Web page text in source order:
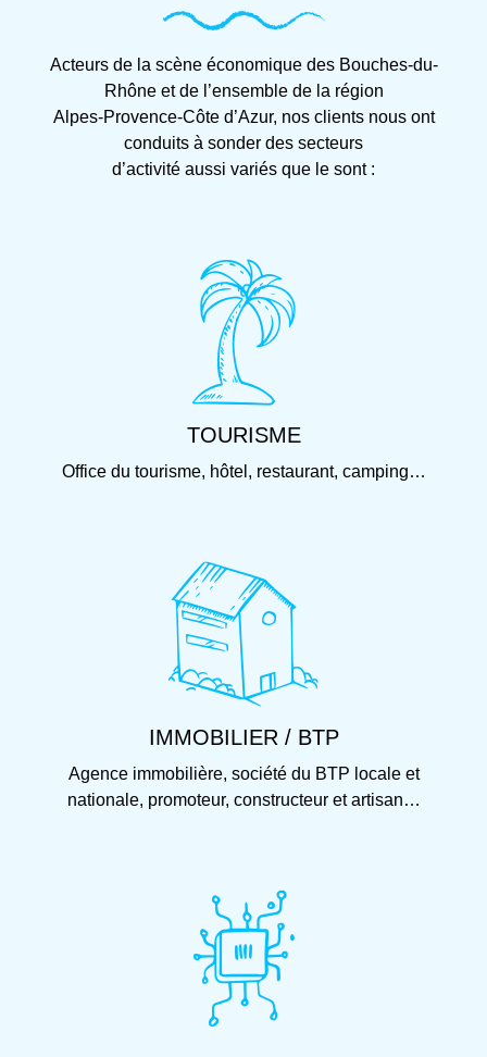
Acteurs de la scène économique des Bouches-du-
Rhône et de l’ensemble de la région
Alpes-Provence-Côte d’Azur, nos clients nous ont
conduits à sonder des secteurs
d’activité aussi variés que le sont :
TOURISME
Office du tourisme, hôtel, restaurant, camping…
IMMOBILIER / BTP
Agence immobilière, société du BTP locale et
nationale, promoteur, constructeur et artisan…